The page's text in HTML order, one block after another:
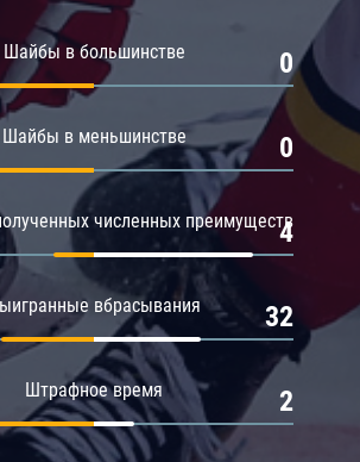
Шайбы в большинстве 0
Шайбы в меньшинстве 0
численных преимуществ
4
вбрасывания 32
Штрафное время 2